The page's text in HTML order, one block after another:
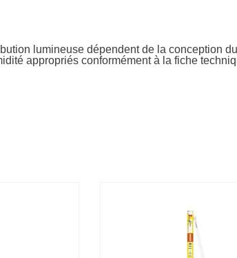
lumineuse dépendent de la conception
appropriés conformément à la fiche